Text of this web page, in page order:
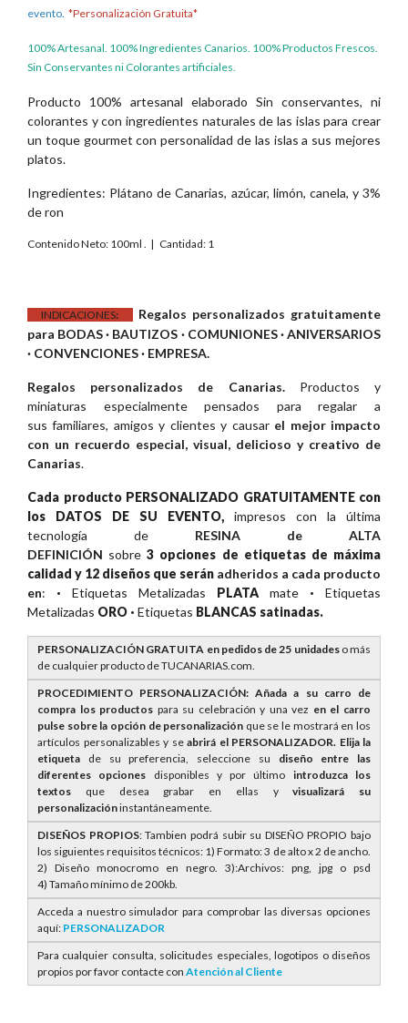
evento. *Personalización Gratuita*
100% Artesanal. 100% Ingredientes Canarios. 100% Productos Frescos.
Sin Conservantes ni Colorantes artificiales.
Producto 100% artesanal elaborado Sin conservantes, ni
colorantes y con ingredientes naturales de las islas para crear
un toque gourmet con personalidad de las islas a sus mejores
platos.
Ingredientes: Plátano de Canarias, azúcar, limón, canela, y 3%
de ron
Contenido Neto: 100ml . | Cantidad: 1
INDICACIONES:
Regalos personalizados gratuitamente
para BODAS · BAUTIZOS · COMUNIONES · ANIVERSARIOS
· CONVENCIONES · EMPRESA.
Regalos personalizados de Canarias. Productos y
miniaturas especialmente pensados para regalar a
sus familiares, amigos y clientes y causar el mejor impacto
con un recuerdo especial, visual, delicioso y creativo de
Canarias.
Cada producto PERSONALIZADO GRATUITAMENTE con
los DATOS DE SU EVENTO, impresos con la última
tecnología de RESINA de ALTA
DEFINICIÓN sobre 3 opciones de etiquetas de máxima
calidad y 12 diseños que serán adheridos a cada producto
en: · Etiquetas Metalizadas PLATA mate · Etiquetas
Metalizadas ORO · Etiquetas BLANCAS satinadas.
PERSONALIZACIÓN GRATUITA en pedidos de 25 unidadeso más
de cualquier producto de TUCANARIAS.com.
PROCEDIMIENTO PERSONALIZACIÓN: Añada a su carro de
compra los productos para su celebración y una vez en el carro
pulse sobre la opción de personalización que se le mostrará en los
artículos personalizables y se abrirá el PERSONALIZADOR. Elija la
etiqueta de su preferencia, seleccione su diseño entre las
diferentes opciones disponibles y por último introduzca los
textos que desea grabar en ellas yvisualizará su
personalizacióninstantáneamente.
DISEÑOS PROPIOS: Tambien podrá subir su DISEÑO PROPIO bajo
los siguientes requisitos técnicos: 1) Formato: 3 de alto x 2 de ancho.
2) Diseño monocromo en negro. 3):Archivos: png, jpg o psd
4) Tamaño mínimo de 200kb.
Acceda a nuestro simulador para comprobar las diversas opciones
aquí: PERSONALIZADOR
Para cualquier consulta, solicitudes especiales, logotipos o diseños
propios por favor contacte con Atención al Cliente